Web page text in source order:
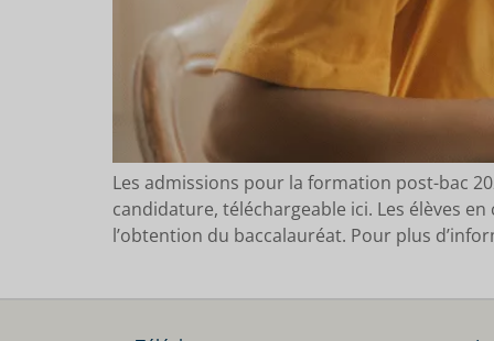
Les admissions pour la formation post-bac
candidature, téléchargeable ici. Les élèves
l’obtention du baccalauréat. Pour plus